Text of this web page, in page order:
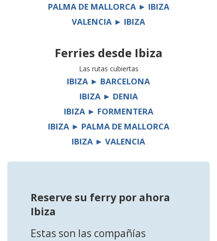
PALMA DE MALLORCA ► IBIZA
VALENCIA ► IBIZA
Ferries desde Ibiza
Las rutas cubiertas
IBIZA ► BARCELONA
IBIZA ► DENIA
IBIZA ► FORMENTERA
IBIZA ► PALMA DE MALLORCA
IBIZA ► VALENCIA
Reserve su ferry por ahora
Ibiza
Estas son las compañías